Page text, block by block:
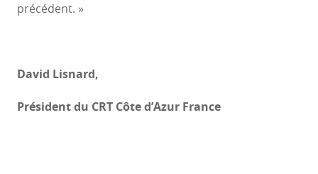
précédent. »
David Lisnard,
Président du CRT Côte d’Azur France